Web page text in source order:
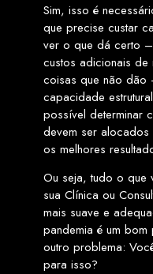
Sim, isso é
que precise custar
ver o que dá certo
custos adicionais de
coisas que não dão
capacidade
possível determinar
devem ser
os melhores
Ou seja, tudo o que
sua Clínica ou
mais suave e
pandemia é um bom
outro problema:
para isso?